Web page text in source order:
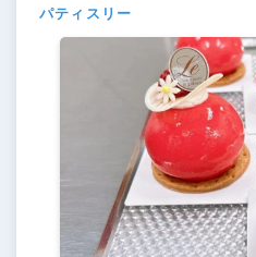
パティスリー